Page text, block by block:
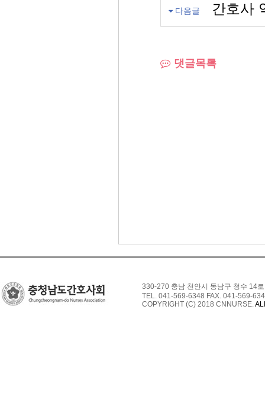
다음글 간호사
댓글목록
330-270 충남 천안시 동남구 청수 14
TEL. 041-569-6348 FAX. 041-569-
COPYRIGHT (C) 2018 CNNURSE.